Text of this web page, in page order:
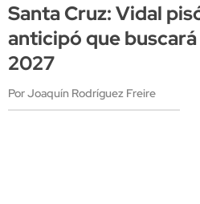
Santa Cruz: Vidal
anticipó que
2027
Por Joaquín Rodríguez Freire